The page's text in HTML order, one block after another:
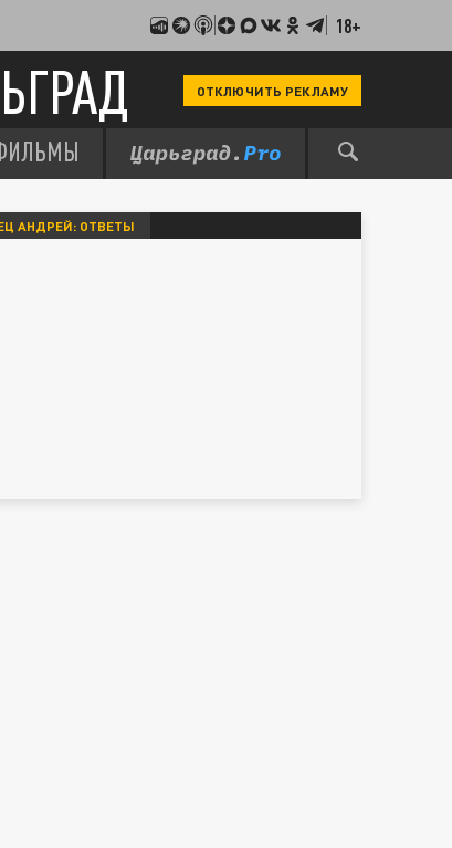
18+
ОТКЛЮЧИТЬ РЕКЛАМУ
АНДРЕЙ: ОТВЕТЫ